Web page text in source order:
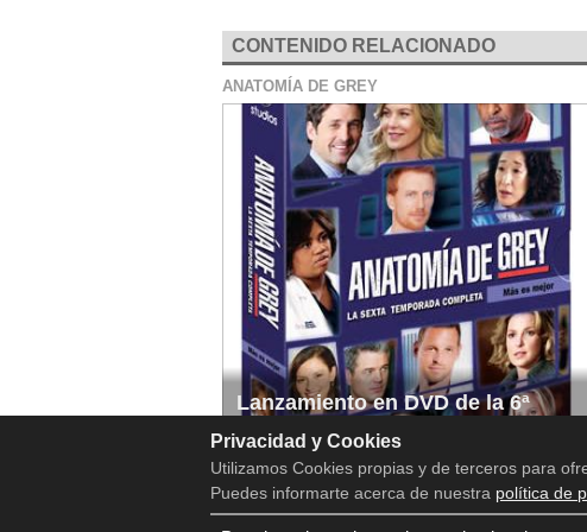
CONTENIDO RELACIONADO
ANATOMÍA DE GREY
Lanzamiento en DVD de la 6ª
Privacidad y Cookies
Utilizamos Cookies propias y de terceros para
Puedes informarte acerca de nuestra política de